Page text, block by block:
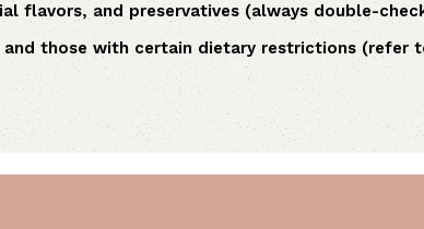
flavors, and preservatives (always double-
and those with certain dietary restrictions (refer